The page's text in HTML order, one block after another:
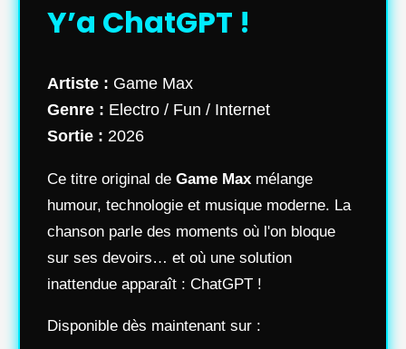
Y’a ChatGPT !
Artiste : Game Max
Genre : Electro / Fun / Internet
Sortie : 2026
Ce titre original de Game Max mélange
humour, technologie et musique moderne. La
chanson parle des moments où l'on bloque
sur ses devoirs… et où une solution
inattendue apparaît : ChatGPT !
Disponible dès maintenant sur :